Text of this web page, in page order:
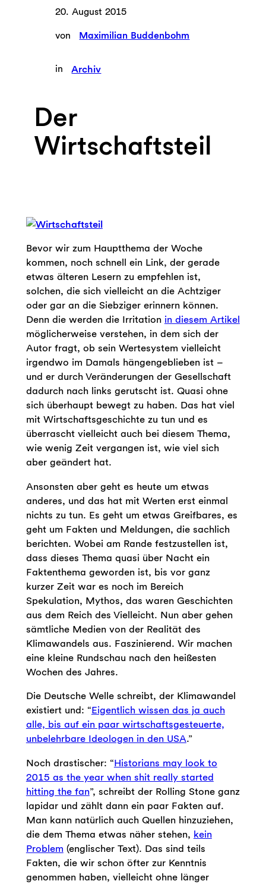
20. August 2015
von Maximilian Buddenbohm
in Archiv
Der
Wirtschaftsteil
Bevor wir zum Hauptthema der Woche
kommen, noch schnell ein Link, der gerade
etwas älteren Lesern zu empfehlen ist,
solchen, die sich vielleicht an die Achtziger
oder gar an die Siebziger erinnern können.
Denn die werden die Irritation in diesem Artikel
möglicherweise verstehen, in dem sich der
Autor fragt, ob sein Wertesystem vielleicht
irgendwo im Damals hängengeblieben ist –
und er durch Veränderungen der Gesellschaft
dadurch nach links gerutscht ist. Quasi ohne
sich überhaupt bewegt zu haben. Das hat viel
mit Wirtschaftsgeschichte zu tun und es
überrascht vielleicht auch bei diesem Thema,
wie wenig Zeit vergangen ist, wie viel sich
aber geändert hat.
Ansonsten aber geht es heute um etwas
anderes, und das hat mit Werten erst einmal
nichts zu tun. Es geht um etwas Greifbares, es
geht um Fakten und Meldungen, die sachlich
berichten. Wobei am Rande festzustellen ist,
dass dieses Thema quasi über Nacht ein
Faktenthema geworden ist, bis vor ganz
kurzer Zeit war es noch im Bereich
Spekulation, Mythos, das waren Geschichten
aus dem Reich des Vielleicht. Nun aber gehen
sämtliche Medien von der Realität des
Klimawandels aus. Faszinierend. Wir machen
eine kleine Rundschau nach den heißesten
Wochen des Jahres.
Die Deutsche Welle schreibt, der Klimawandel
existiert und: “Eigentlich wissen das ja auch
alle, bis auf ein paar wirtschaftsgesteuerte,
unbelehrbare Ideologen in den USA.”
Noch drastischer: “Historians may look to
2015 as the year when shit really started
hitting the fan”, schreibt der Rolling Stone ganz
lapidar und zählt dann ein paar Fakten auf.
Man kann natürlich auch Quellen hinzuziehen,
die dem Thema etwas näher stehen, kein
Problem (englischer Text). Das sind teils
Fakten, die wir schon öfter zur Kenntnis
genommen haben, vielleicht ohne länger